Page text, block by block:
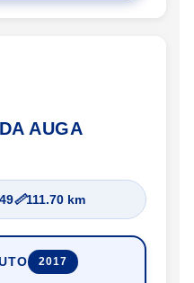
AUGA
📏111.70 km
2017